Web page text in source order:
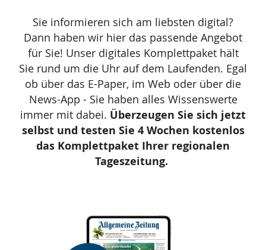
Zusätzliche
Informationen
Sie informieren sich am liebsten digital?
Dann haben wir hier das passende Angebot
für Sie! Unser digitales Komplettpaket hält
Sie rund um die Uhr auf dem Laufenden. Egal
ob über das E-Paper, im Web oder über die
News-App - Sie haben alles Wissenswerte
immer mit dabei. Überzeugen Sie sich jetzt
selbst und testen Sie 4 Wochen kostenlos
das Komplettpaket Ihrer regionalen
Tageszeitung.